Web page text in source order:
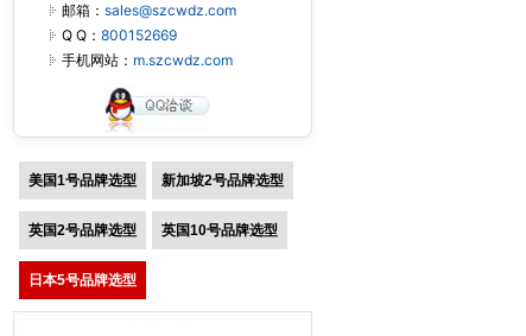
邮箱： sales@szcwdz.com
Q Q： 800152669
手机网站： m.szcwdz.com
美国1号品牌选型 新加坡2号品牌选型
英国2号品牌选型 英国10号品牌选型
日本5号品牌选型